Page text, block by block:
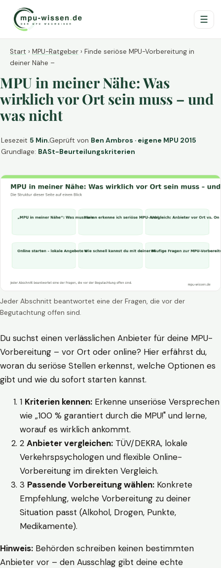
☰
Start › MPU-Ratgeber › Finde seriöse MPU-Vorbereitung in
deiner Nähe –
MPU in meiner Nähe: Was
wirklich vor Ort sein muss – und
was nicht
Lesezeit 5 Min.Geprüft von Ben Ambros · eigene MPU 2015
Grundlage: BASt-Beurteilungskriterien
Jeder Abschnitt beantwortet eine der Fragen, die vor der
Begutachtung offen sind.
Du suchst einen verlässlichen Anbieter für deine MPU-
Vorbereitung – vor Ort oder online? Hier erfährst du,
woran du seriöse Stellen erkennst, welche Optionen es
gibt und wie du sofort starten kannst.
1 Kriterien kennen: Erkenne unseriöse Versprechen
wie „100 % garantiert durch die MPU!" und lerne,
worauf es wirklich ankommt.
2 Anbieter vergleichen: TÜV/DEKRA, lokale
Verkehrspsychologen und flexible Online-
Vorbereitung im direkten Vergleich.
3 Passende Vorbereitung wählen: Konkrete
Empfehlung, welche Vorbereitung zu deiner
Situation passt (Alkohol, Drogen, Punkte,
Medikamente).
Hinweis: Behörden schreiben keinen bestimmten
Anbieter vor – den Ausschlag gibt deine echte